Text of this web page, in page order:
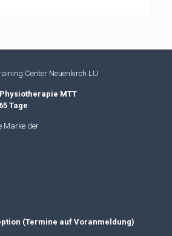
Center Neuenkirch LU
MTT
Tage
Marke der
(Termine auf Voranmeldung)